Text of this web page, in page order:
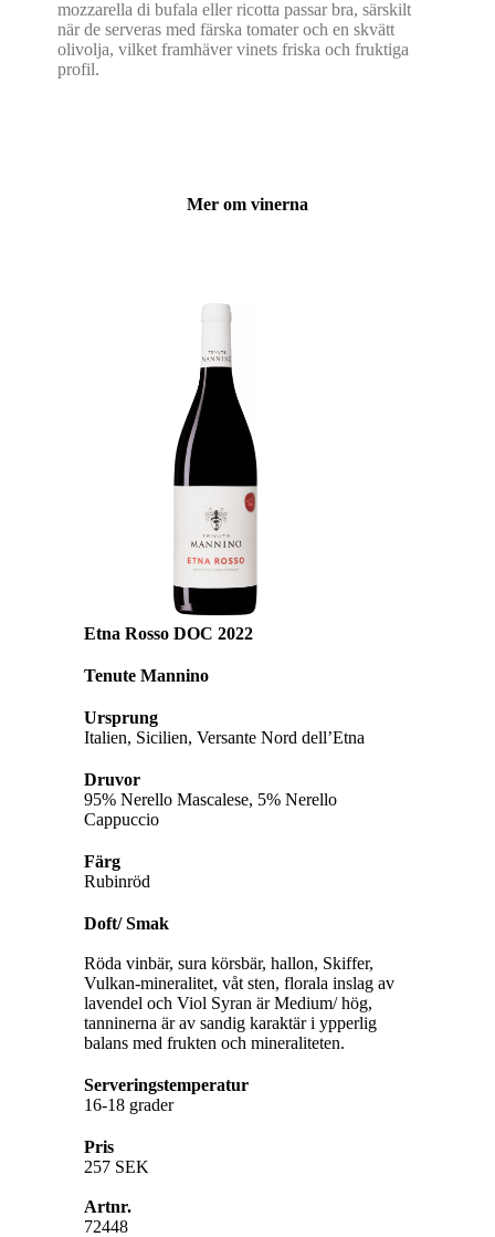
mozzarella di bufala eller ricotta passar bra, särskilt
när de serveras med färska tomater och en skvätt
olivolja, vilket framhäver vinets friska och fruktiga
profil.
Mer om vinerna
Etna Rosso DOC 2022
Tenute Mannino
Ursprung
Italien, Sicilien, Versante Nord dell’Etna
Druvor
95% Nerello Mascalese, 5% Nerello
Cappuccio
Färg
Rubinröd
Doft/ Smak
Röda vinbär, sura körsbär, hallon, Skiffer,
Vulkan-mineralitet, våt sten, florala inslag av
lavendel och Viol Syran är Medium/ hög,
tanninerna är av sandig karaktär i ypperlig
balans med frukten och mineraliteten.
Serveringstemperatur
16-18 grader
Pris
257 SEK
Artnr.
72448